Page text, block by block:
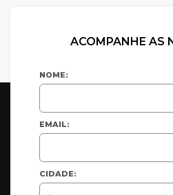
ACOMPANHE AS
NOME:
EMAIL:
CIDADE: